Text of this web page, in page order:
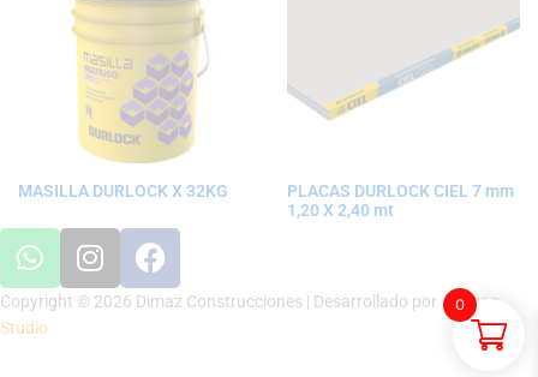
MASILLA DURLOCK X 32KG
PLACAS DURLOCK CIEL 7 mm
1,20 X 2,40 mt
Copyright © 2026 Dimaz Construcciones | Desarrollado por Human
Studio
0